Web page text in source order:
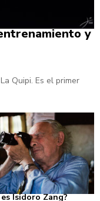
y
Quipi. Es el primer
Isidoro Zang?